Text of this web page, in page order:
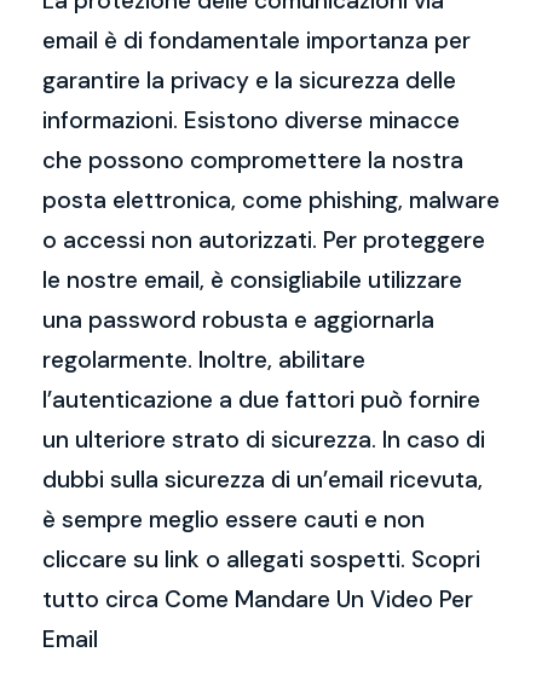
email è di fondamentale importanza per
garantire la privacy e la sicurezza delle
informazioni. Esistono diverse minacce
che possono compromettere la nostra
posta elettronica, come phishing, malware
o accessi non autorizzati. Per proteggere
le nostre email, è consigliabile utilizzare
una password robusta e aggiornarla
regolarmente. Inoltre, abilitare
l’autenticazione a due fattori può fornire
un ulteriore strato di sicurezza. In caso di
dubbi sulla sicurezza di un’email ricevuta,
è sempre meglio essere cauti e non
cliccare su link o allegati sospetti. Scopri
tutto circa Come Mandare Un Video Per
Email